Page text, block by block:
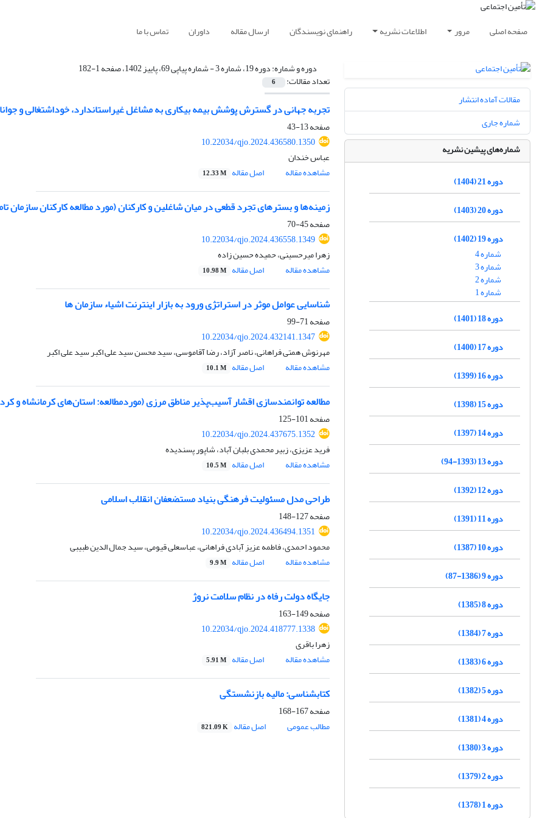
صفحه اصلی مرور اطلاعات نشریه راهنمای نویسندگان ارسال مقاله داوران تماس با ما
دوره و شماره:دوره 19، شماره 3 - شماره پیاپی 69، پاییز 1402، صفحه 1-182
تعداد مقالات: 6
تجربه جهانی در گسترش پوشش بیمه بیکاری به مشاغل غیراستاندارد، خوداشتغالی و
صفحه13-43
10.22034/qjo.2024.436580.1350
عباس خندان
مشاهده مقاله
اصل مقاله 12.33 M
زمینه‌ها و بسترهای تجرد قطعی در میان شاغلین و کارکنان (مورد مطالعه کارکنان سازمان
صفحه45-70
10.22034/qjo.2024.436558.1349
زهرا میرحسینی، حمیده حسین زاده
مشاهده مقاله
اصل مقاله 10.98 M
شناسایی عوامل موثر در استراتژی ورود به بازار اینترنت اشیاء سازمان ها
صفحه71-99
10.22034/qjo.2024.432141.1347
مهرنوش همتی فراهانی، ناصر آزاد، رضا آقاموسی، سید محسن سید علی اکبر سید علی اکبر
مشاهده مقاله
اصل مقاله 10.1 M
مطالعه توانمندسازی اقشار آسیب‌پذیر مناطق مرزی (موردمطالعه: استان‌های کرمانشاه و
صفحه101-125
10.22034/qjo.2024.437675.1352
فرید عزیزی، زبیر محمدی بلبان آباد، شاپور پسندیده
مشاهده مقاله
اصل مقاله 10.5 M
طراحی مدل مسئولیت فرهنگی بنیاد مستضعفان انقلاب اسلامی
صفحه127-148
10.22034/qjo.2024.436494.1351
محمود احمدی، فاطمه عزیز آبادی فراهانی، عباسعلی قیومی، سید جمال الدین طبیبی
مشاهده مقاله
اصل مقاله 9.9 M
جایگاه دولت رفاه در نظام سلامت نروژ
صفحه149-163
10.22034/qjo.2024.418777.1338
زهرا باقری
مشاهده مقاله
اصل مقاله 5.91 M
کتابشناسی: مالیه بازنشستگی
صفحه167-168
مطالب عمومی
اصل مقاله 821.09 K
مقالات آماده انتشار
شماره جاری
شماره‌های پیشین نشریه
دوره 21 (1404)
دوره 20 (1403)
دوره 19 (1402)
شماره 4
شماره 3
شماره 2
شماره 1
دوره 18 (1401)
دوره 17 (1400)
دوره 16 (1399)
دوره 15 (1398)
دوره 14 (1397)
دوره 13 (1393-94)
دوره 12 (1392)
دوره 11 (1391)
دوره 10 (1387)
دوره 9 (1386-87)
دوره 8 (1385)
دوره 7 (1384)
دوره 6 (1383)
دوره 5 (1382)
دوره 4 (1381)
دوره 3 (1380)
دوره 2 (1379)
دوره 1 (1378)